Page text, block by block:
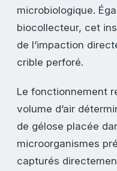
microbiologique.
biocollecteur, cet
de l’impaction
crible perforé.
Le fonctionnement
volume d’air
de gélose placée
microorganismes
capturés